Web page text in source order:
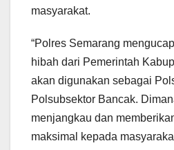
masyarakat.
“Polres Semarang
hibah dari Pemerintah
akan digunakan sebagai
Polsubsektor Bancak.
menjangkau dan
maksimal kepada